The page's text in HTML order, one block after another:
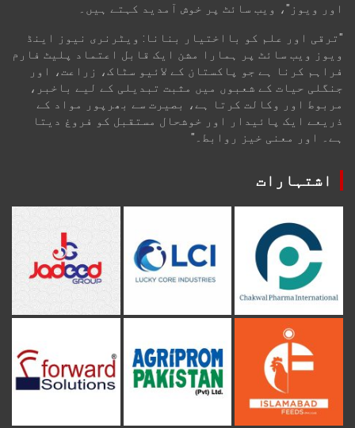
اور ویوز"، ویب سائٹ پر خوش آمدید کہتے ہیں۔
"ترقی اور علم کو بااختیار بنانا: ویٹرنری نیوز اینڈ
ویوز ویب سائٹ پر ہمارا مشن ایک قابل اعتماد پلیٹ فارم
فراہم کرنا ہے جو پاکستان کے لائیو سٹاک، زراعت، اور
جنگلی حیات کے شعبوں میں مثبت تبدیلی کے لیے باخبر،
مربوط اور وکالت کرتا ہے، بصیرت سے بھرپور مواد کے
ذریعے ایک پائیدار اور خوشحال مستقبل کو فروغ دیتا
ہے۔ اور معنی خیز روابط۔"
اشتہارات